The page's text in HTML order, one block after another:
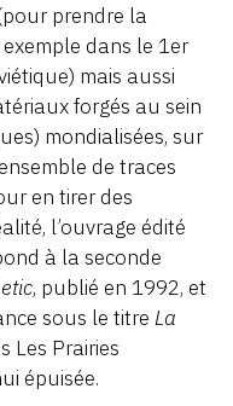
prendre la
dans le 1er
mais aussi
forgés au sein
mondialisées, sur
de traces
en tirer des
l’ouvrage édité
à la seconde
, publié en 1992, et
sous le titre La
Les Prairies
épuisée.